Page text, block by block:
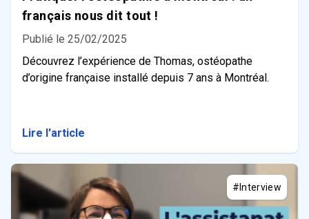
français nous dit tout !
Publié le 25/02/2025
Découvrez l’expérience de Thomas, ostéopathe
d’origine française installé depuis 7 ans à Montréal.
Lire l'article
#Interview